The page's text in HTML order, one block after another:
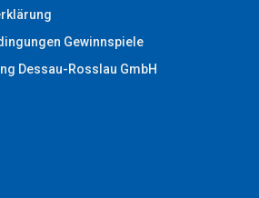
Gewinnspiele
Dessau-Rosslau GmbH